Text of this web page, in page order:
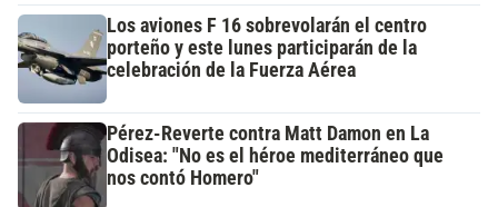
Los aviones F 16 sobrevolarán el centro
porteño y este lunes participarán de la
celebración de la Fuerza Aérea
Pérez-Reverte contra Matt Damon en La
Odisea: "No es el héroe mediterráneo que
nos contó Homero"